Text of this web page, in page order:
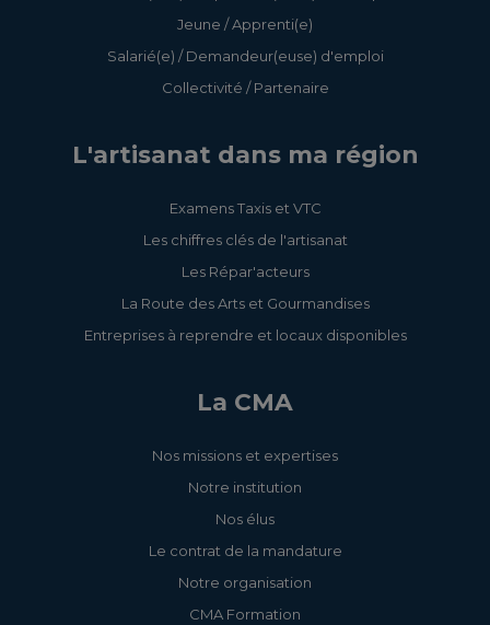
Jeune / Apprenti(e)
Salarié(e) / Demandeur(euse) d'emploi
Collectivité / Partenaire
L'artisanat dans ma région
Examens Taxis et VTC
Les chiffres clés de l'artisanat
Les Répar'acteurs
La Route des Arts et Gourmandises
Entreprises à reprendre et locaux disponibles
La CMA
Nos missions et expertises
Notre institution
Nos élus
Le contrat de la mandature
Notre organisation
CMA Formation